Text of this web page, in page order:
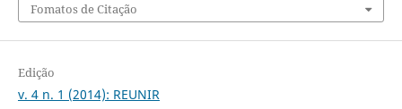
Fomatos de Citação
Edição
v. 4 n. 1 (2014): REUNIR